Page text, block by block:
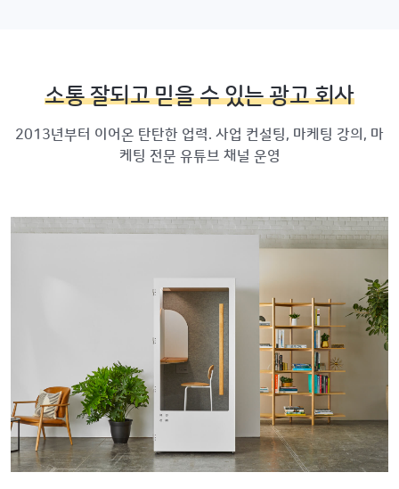
소통 잘되고 믿을 수 있는 광고 회사
2013년부터 이어온 탄탄한 업력. 사업 컨설팅, 마케팅 강의, 마
케팅 전문 유튜브 채널 운영